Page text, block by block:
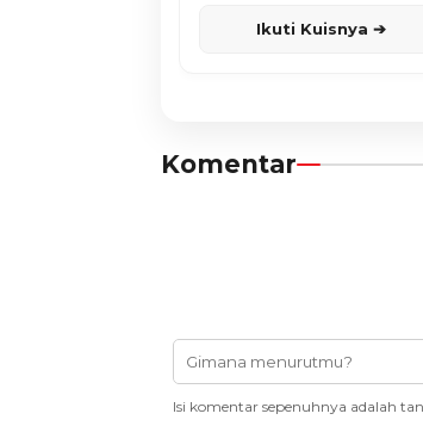
Ikuti Kuisnya ➔
Komentar
Isi komentar sepenuhnya adalah